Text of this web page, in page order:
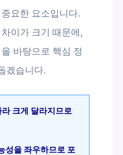
요한 요소입니다.
이가 크기 때문에,
바탕으로 핵심 정
겠습니다.
크게 달라지므로
성을 좌우하므로 포